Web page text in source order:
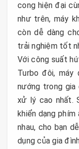
cong hiện đại
như trên, máy
còn dễ dàng
trải nghiệm tốt
Với công suất
Turbo đôi, máy
nướng trong
xử lý cao nhất.
khiển dạng
nhau, cho bạn
dụng của gia